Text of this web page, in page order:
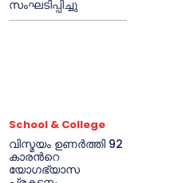
സംഘടിപ്പിച്ചു
School & College
വിസ്മയം ഉണർത്തി 92
കാരൻറെ
യോഗഭ്യാസ